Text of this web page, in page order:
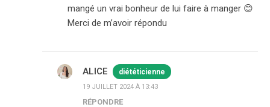
mangé un vrai bonheur de lui faire à manger 😊
Merci de m’avoir répondu
ALICE diététicienne
19 JUILLET 2024 À 13:43
RÉPONDRE